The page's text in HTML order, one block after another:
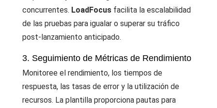
concurrentes. LoadFocus facilita la escalabilidad
de las pruebas para igualar o superar su tráfico
post-lanzamiento anticipado.
3. Seguimiento de Métricas de Rendimiento
Monitoree el rendimiento, los tiempos de
respuesta, las tasas de error y la utilización de
recursos. La plantilla proporciona pautas para